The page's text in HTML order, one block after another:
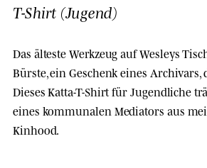
T-Shirt (Jugend)
Das älteste Werkzeug auf Wesleys
Bürste, ein Geschenk eines Archivars,
Dieses Katta-T-Shirt für Jugendliche
eines kommunalen Mediators aus
Kinhood.